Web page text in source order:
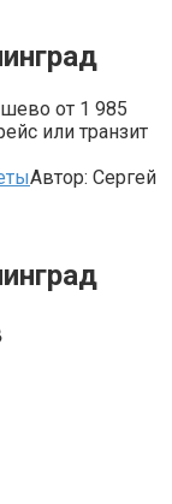
от 1 985
или транзит
Автор: Сергей